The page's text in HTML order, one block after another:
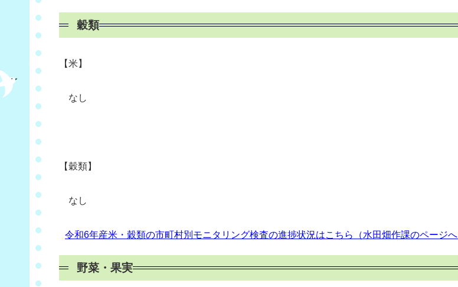
穀類
【米】
なし
【穀類】
なし
令和6年産米・穀類の市町村別モニタリング検査の進捗状況はこちら（水田畑作課のページへ
野菜・果実